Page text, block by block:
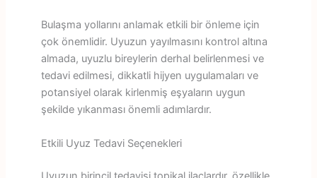
Bulaşma yollarını anlamak etkili bir önleme için
çok önemlidir. Uyuzun yayılmasını kontrol altına
almada, uyuzlu bireylerin derhal belirlenmesi ve
tedavi edilmesi, dikkatli hijyen uygulamaları ve
potansiyel olarak kirlenmiş eşyaların uygun
şekilde yıkanması önemli adımlardır.
Etkili Uyuz Tedavi Seçenekleri